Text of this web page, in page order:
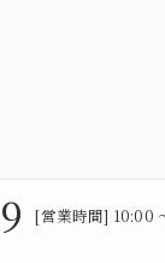
[営業時間] 10:00